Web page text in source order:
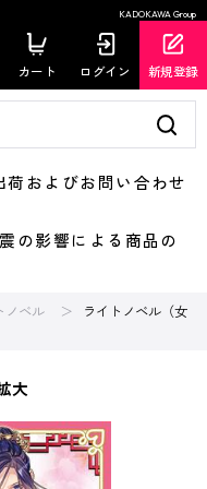
KADOKAWA Group
カート ログイン 新規登録
およびお問い合わせ
影響による商品の
ノベル
ライトノベル（女
大